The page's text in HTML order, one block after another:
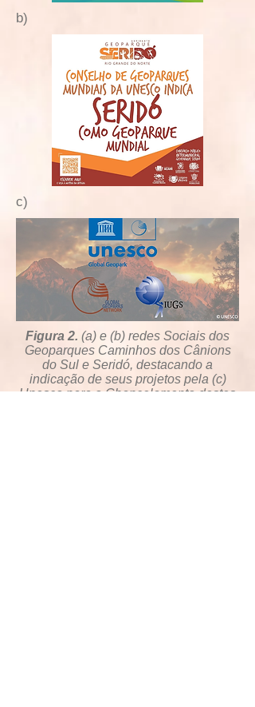
b)
c)
Figura 2. (a) e (b) redes Sociais dos
Geoparques Caminhos dos Cânions
do Sul e Seridó, destacando a
indicação de seus projetos pela (c)
Unesco para o Chancelamento destes